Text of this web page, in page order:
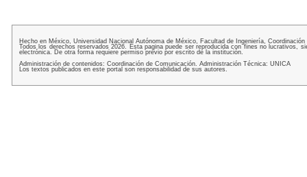
Hecho en México, Universidad Nacional Autónoma de México, Facultad de Ingeniería,
Todos los derechos reservados 2026. Esta pagina puede ser reproducida con fines no lucrativos,
electrónica. De otra forma requiere permiso previo por escrito de la institución.
Administración de contenidos: Coordinación de Comunicación. Administración Técnica: UNICA
Los textos publicados en este portal son responsabilidad de sus autores.